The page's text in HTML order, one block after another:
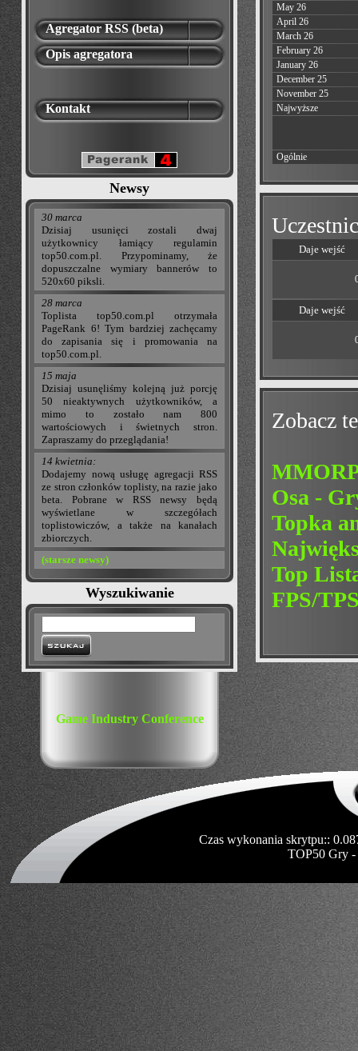
Agregator RSS (beta)
Opis agregatora
Kontakt
Newsy
30 marca
Dzisiaj usunięci zostali dwaj
użytkownicy łamiący regulamin
top50.com.pl. Przypominamy, że
dopuszczalne wymiary bannerów to
520x60 piksli.
28 marca
Toplista top50.com.pl otrzymała
PageRank 6! Tym bardziej zachęcamy
do zapisania się i promowania na
top50.com.pl.
15 maja
Dzisiaj usunęliśmy kolejną już porcję
50 nieaktywnych użytkowników, a
mimo to zostało nam 800
wartościowych i świetnych stron.
Zapraszamy do przeglądania!
14 kwietnia:
Dodajemy nową usługę agregacji RSS
ze stron członków toplisty, na razie jako
beta. Pobrane w RSS newsy będą
wyświetlane w szczegółach
toplistowiczów, a także na kanałach
zbiorczych.
(starsze newsy)
Wyszukiwanie
Game Industry Conference
May 26
April 26
March 26
February 26
January 26
December 25
November 25
Najwyższe
Ogólnie
Daje wejść
Daje wejść
Zobacz
Osa -
Topka
Top
FPS/
Czas wykonania skrytpu::
TOP50 Gry